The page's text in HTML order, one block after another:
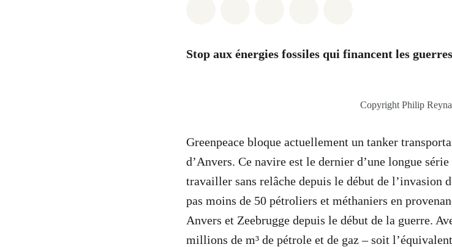
Stop aux énergies fossiles qui financent les
Copyright Philip
Greenpeace bloque actuellement un tanker
d’Anvers. Ce navire est le dernier d’une longue
travailler sans relâche depuis le début de l’invasion
pas moins de 50 pétroliers et méthaniers en
Anvers et Zeebrugge depuis le début de la guerre.
millions de m³ de pétrole et de gaz – soit